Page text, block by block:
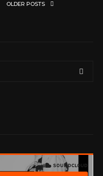
OLDER POSTS